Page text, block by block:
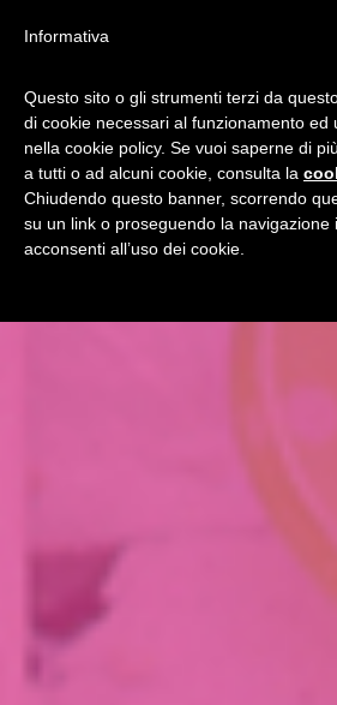
Informativa
Questo sito o gli strumenti terzi da
di cookie necessari al funzionamento ed
nella cookie policy. Se vuoi saperne di
a tutti o ad alcuni cookie, consulta la
Chiudendo questo banner, scorrendo
su un link o proseguendo la navigazione
acconsenti all’uso dei cookie.